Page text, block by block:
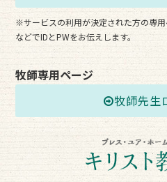
※サービスの利用が決定された方の専
などでIDとPWをお伝えします。
牧師専用ページ
牧師先生